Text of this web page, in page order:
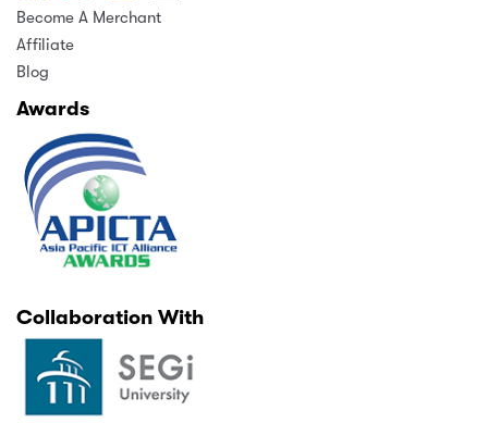
Become A Merchant
Affiliate
Blog
Awards
Collaboration With